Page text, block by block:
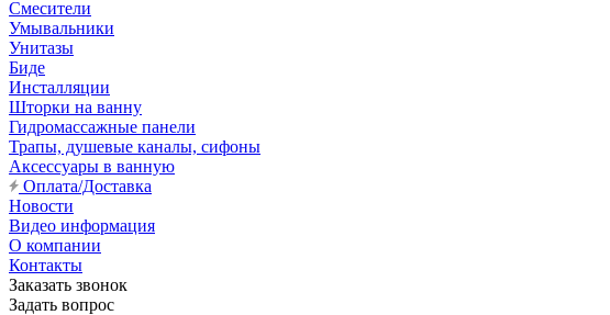
Смесители
Умывальники
Унитазы
Биде
Инсталляции
Шторки на ванну
Гидромассажные панели
Трапы, душевые каналы, сифоны
Аксессуары в ванную
Оплата/Доставка
Новости
Видео информация
О компании
Контакты
Заказать звонок
Задать вопрос